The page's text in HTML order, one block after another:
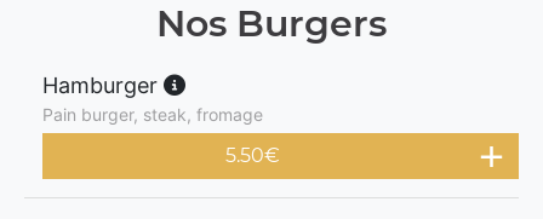
Nos Burgers
Hamburger
Pain burger, steak, fromage
5.50€